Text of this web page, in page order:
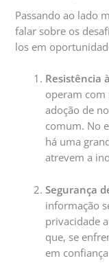
Passando ao lado
falar sobre os
los em
Resistência
operam com
adoção de
comum. No
há uma
atrevem a
Segurança
informação
privacidade
que, se
em